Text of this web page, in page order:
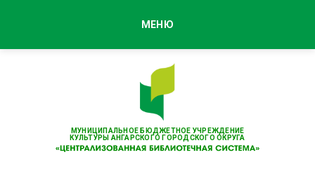
МУНИЦИПАЛЬНОЕ БЮДЖЕТНОЕ УЧРЕЖДЕНИЕ
КУЛЬТУРЫ АНГАРСКОГО ГОРОДСКОГО ОКРУГА
МЕНЮ